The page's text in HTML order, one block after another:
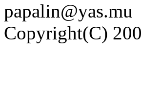
papalin@yas.mu
Copyright(C)